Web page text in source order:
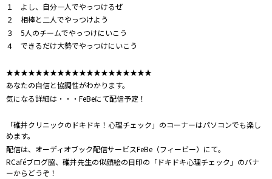
Well-being
ショッピング
会社概要・ビジョン
お問い合わせ
１ よし、自分一人でやっつけるぜ
２ 相棒と二人でやっつけよう
３ 5人のチームでやっつけにいこう
４ できるだけ大勢でやっつけにいこう
★★★★★★★★★★★★★★★★★★★★
あなたの自信と協調性がわかります。
気になる詳細は・・・FeBeにて配信予定！
「碓井クリニックのドキドキ！心理チェック」のコーナーはパソコンでも楽し
めます。
配信は、オーディオブック配信サービスFeBe（フィービー）にて。
RCaféブログ脇、碓井先生の似顔絵の目印の「ドキドキ心理チェック」のバナ
ーからどうぞ！